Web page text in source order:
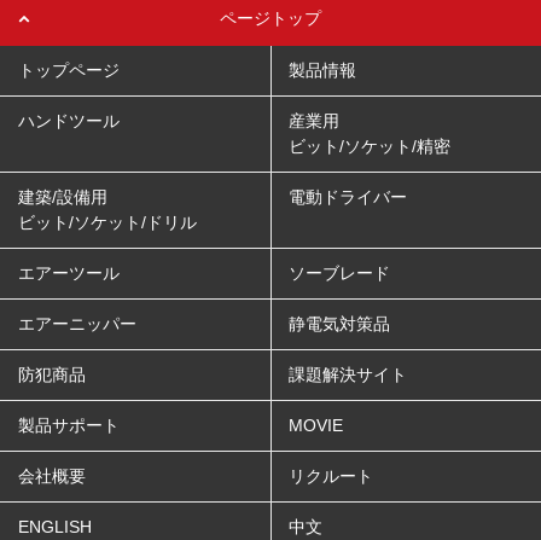
ページトップ
トップページ 製品情報
ハンドツール
産業用
ビット/ソケット/精密
建築/設備用
ビット/ソケット/ドリル
電動ドライバー
エアーツール ソーブレード
エアーニッパー 静電気対策品
防犯商品 課題解決サイト
製品サポート MOVIE
会社概要 リクルート
ENGLISH 中文